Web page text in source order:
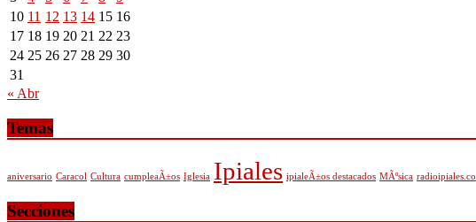
10 11 12 13 14 15 16
17 18 19 20 21 22 23
24 25 26 27 28 29 30
31
« Abr
Temas
aniversario Caracol Cultura cumpleaÃ±os Iglesia Ipiales ipialeÃ±os destacados MÃºsica radioipiales.co
Secciones